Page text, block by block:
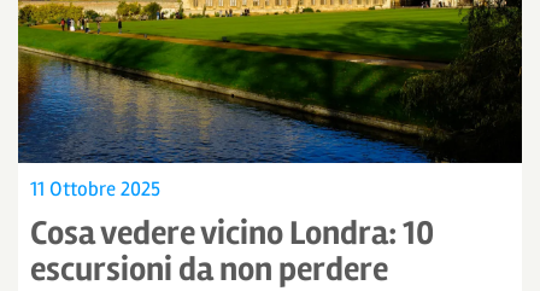
11 Ottobre 2025
Cosa vedere vicino Londra: 10
escursioni da non perdere